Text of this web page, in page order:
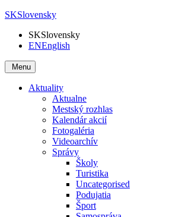
SKSlovensky
SKSlovensky
ENEnglish
Menu
Aktuality
Aktualne
Mestský rozhlas
Kalendár akcií
Fotogaléria
Videoarchív
Správy
Školy
Turistika
Uncategorised
Podujatia
Šport